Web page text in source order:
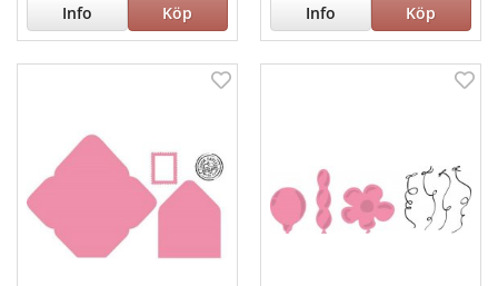
Info Köp Info Köp